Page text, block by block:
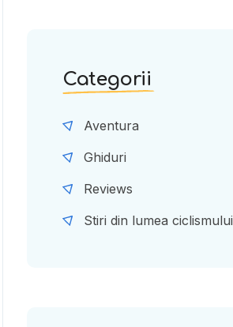
Categorii
Aventura
Ghiduri
Reviews
Stiri din lumea ciclismului